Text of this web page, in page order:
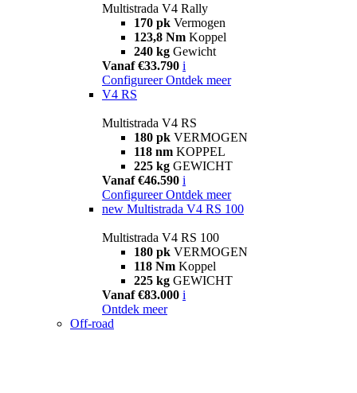
Multistrada V4 Rally
170 pk Vermogen
123,8 Nm Koppel
240 kg Gewicht
Vanaf €33.790 i
Configureer Ontdek meer
V4 RS
Multistrada V4 RS
180 pk VERMOGEN
118 nm KOPPEL
225 kg GEWICHT
Vanaf €46.590 i
Configureer Ontdek meer
new Multistrada V4 RS 100
Multistrada V4 RS 100
180 pk VERMOGEN
118 Nm Koppel
225 kg GEWICHT
Vanaf €83.000 i
Ontdek meer
Off-road